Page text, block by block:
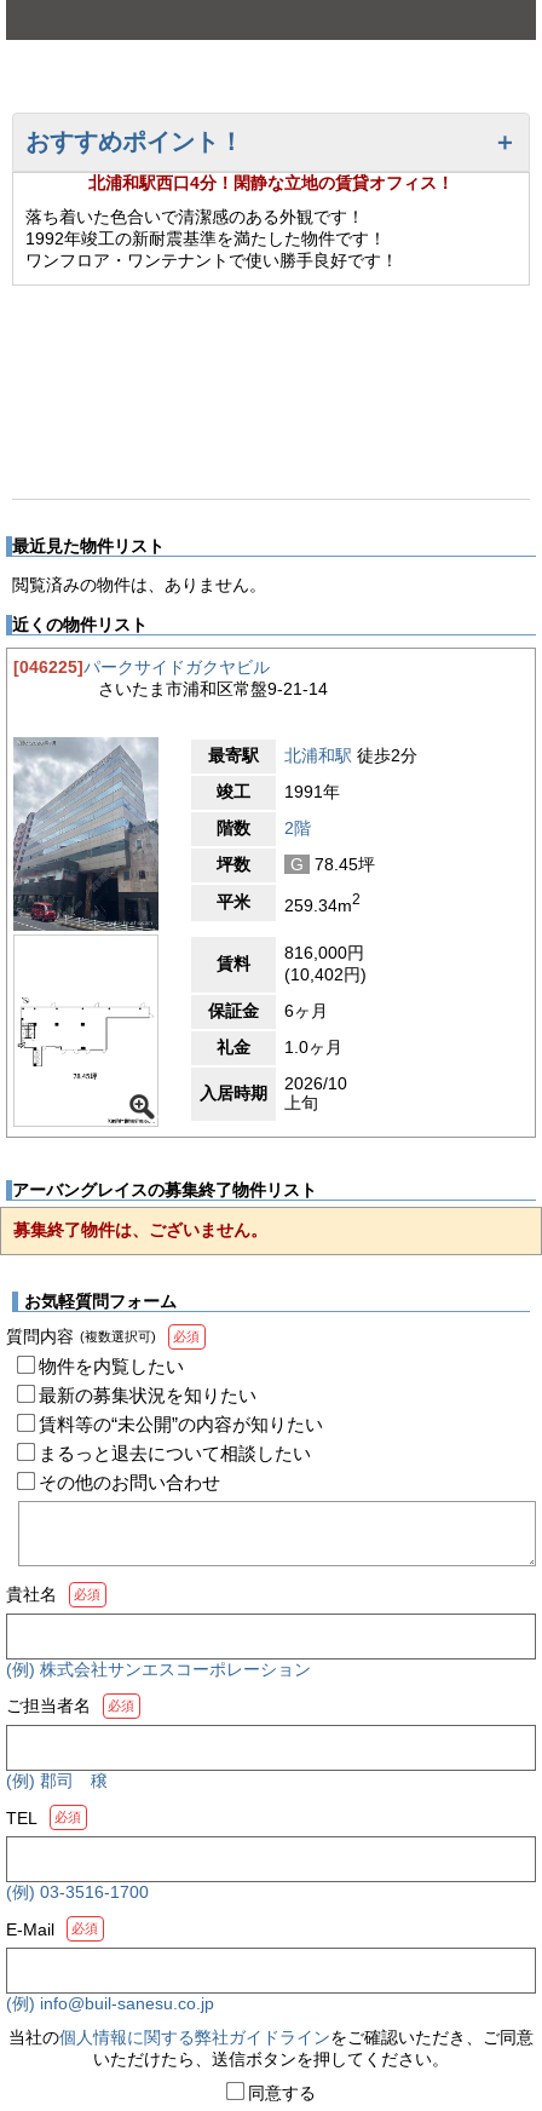
おすすめポイント！
北浦和駅西口4分！閑静な立地の賃貸オフィス！
落ち着いた色合いで清潔感のある外観です！
1992年竣工の新耐震基準を満たした物件です！
ワンフロア・ワンテナントで使い勝手良好です！
最近見た物件リスト
閲覧済みの物件は、ありません。
近くの物件リスト
[046225]パークサイドガクヤビル
さいたま市浦和区常盤9-21-14
最寄駅 北浦和駅 徒歩2分
竣工
1991年
階数
2階
坪数
G
78.45坪
平米
259.34m2
賃料
816,000円
(10,402円)
保証金
6ヶ月
礼金
1.0ヶ月
入居時期
2026/10
上旬
アーバングレイスの募集終了物件リスト
募集終了物件は、ございません。
お気軽質問フォーム
質問内容 (複数選択可) 必須
物件を内覧したい
最新の募集状況を知りたい
賃料等の“未公開”の内容が知りたい
まるっと退去について相談したい
その他のお問い合わせ
貴社名 必須
(例) 株式会社サンエスコーポレーション
ご担当者名
必須
(例) 郡司 穣
TEL
必須
(例) 03-3516-1700
E-Mail
必須
(例) info@buil-sanesu.co.jp
当社の個人情報に関する弊社ガイドラインをご確認いただき、ご同意
いただけたら、送信ボタンを押してください。
同意する